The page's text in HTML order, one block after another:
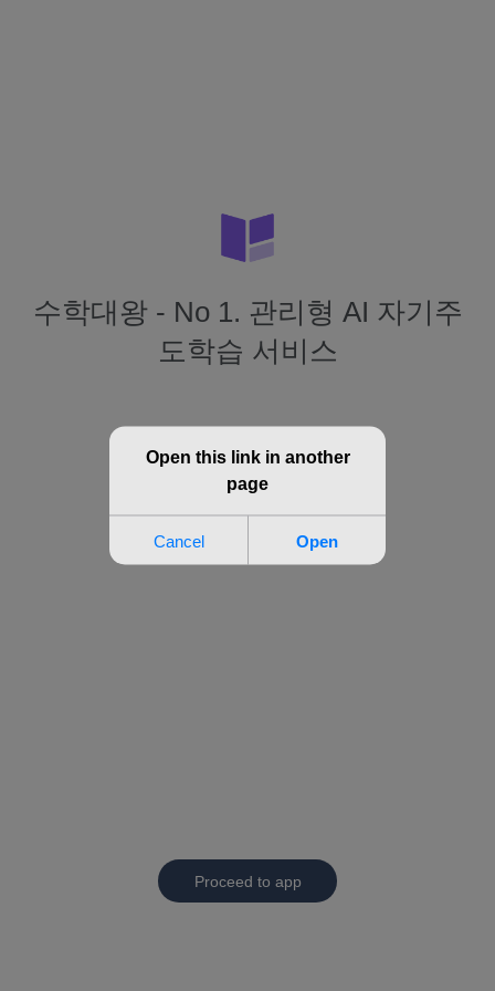
수학대왕 - No 1. 관리형 AI 자기주
도학습 서비스
Proceed to app